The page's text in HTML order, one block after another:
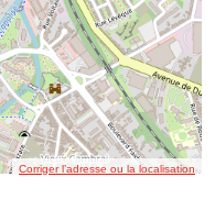
Corriger l’adresse ou la localisation